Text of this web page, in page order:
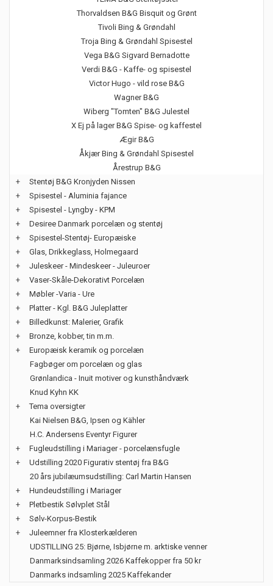
Thorvaldsen B&G Bisquit og Grønt
Tivoli Bing & Grøndahl
Troja Bing & Grøndahl Spisestel
Vega B&G Sigvard Bernadotte
Verdi B&G - Kaffe- og spisestel
Victor Hugo - vild rose B&G
Wagner B&G
Wiberg "Tomten" B&G Julestel
X Ej på lager B&G Spise- og kaffestel
Ægir B&G
Åkjær Bing & Grøndahl Spisestel
Årestrup B&G
+
Stentøj B&G Kronjyden Nissen
+
Spisestel - Aluminia fajance
+
Spisestel - Lyngby - KPM
+
Desiree Danmark porcelæn og stentøj
+
Spisestel-Stentøj- Europæiske
+
Glas, Drikkeglass, Holmegaard
+
Juleskeer - Mindeskeer - Juleuroer
+
Vaser-Skåle-Dekorativt Porcelæn
+
Møbler -Varia - Ure
+
Platter - Kgl. B&G Juleplatter
+
Billedkunst: Malerier, Grafik
+
Bronze, kobber, tin m.m.
+
Europæisk keramik og porcelæn
Fagbøger om porcelæn og glas
Grønlandica - Inuit motiver og kunsthåndværk
Knud Kyhn KK
+
Tema oversigter
Kai Nielsen B&G, Ipsen og Kähler
H.C. Andersens Eventyr Figurer
+
Fugleudstilling i Mariager - porcelænsfugle
+
Udstilling 2020 Figurativ stentøj fra B&G
20 års jubilæumsudstilling: Carl Martin Hansen
+
Hundeudstilling i Mariager
+
Pletbestik Sølvplet Stål
+
Sølv-Korpus-Bestik
+
Juleemner fra Klosterkælderen
UDSTILLING 25: Bjørne, Isbjørne m. arktiske venner
Danmarksindsamling 2026 Kaffekopper fra 50 kr
Danmarks indsamling 2025 Kaffekander